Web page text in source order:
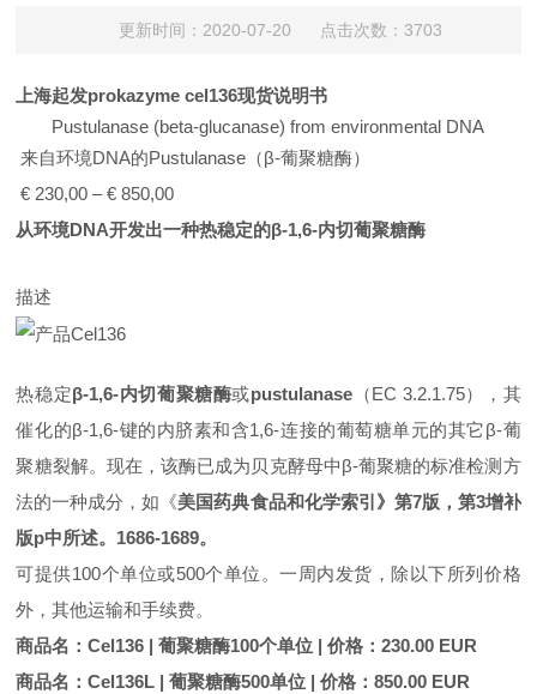
更新时间：2020-07-20 点击次数：3703
上海起发prokazymecel136现货说明书
Pustulanase (beta-glucanase) from environmental DNA
来自环境DNA的Pustulanase（β-葡聚糖酶）
€ 230,00 – € 850,00
从环境DNA开发出一种热稳定的β-1,6-内切葡聚糖酶
描述
热稳定β-1,6-内切葡聚糖酶或pustulanase （EC 3.2.1.75），其
催化的β-1,6-键的内脐素和含1,6-连接的葡萄糖单元的其它β-葡
聚糖裂解。现在，该酶已成为贝克酵母中β-葡聚糖的标准检测方
法的一种成分，如《美国药典食品和化学索引》第7版，第3增补
版p中所述。1686-1689。
可提供100个单位或500个单位。一周内发货，除以下所列价格
外，其他运输和手续费。
商品名：Cel136 | 葡聚糖酶100个单位 | 价格：230.00 EUR
商品名：Cel136L | 葡聚糖酶500单位 | 价格：850.00 EUR